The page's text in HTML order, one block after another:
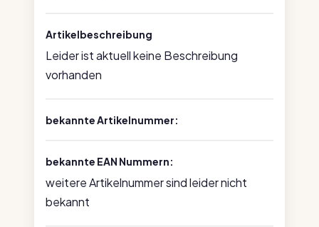
Artikelbeschreibung
Leider ist aktuell keine Beschreibung
vorhanden
bekannte Artikelnummer:
bekannte EAN Nummern:
weitere Artikelnummer sind leider nicht
bekannt